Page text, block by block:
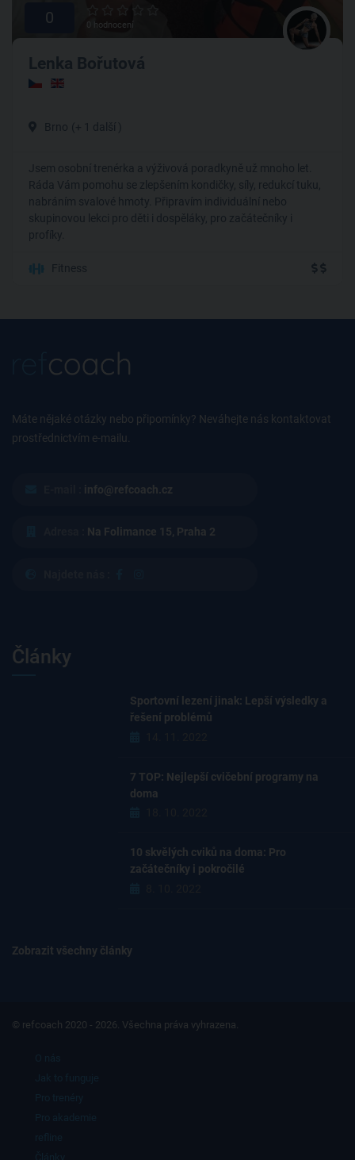
0 0 hodnocení
Lenka Bořutová
Brno (+ 1 další )
Jsem osobní trenérka a výživová poradkyně už mnoho let.
Ráda Vám pomohu se zlepšením kondičky, síly, redukcí tuku,
nabráním svalové hmoty. Připravím individuální nebo
skupinovou lekci pro děti i dospěláky, pro začátečníky i
profíky.
Fitness
Máte nějaké otázky nebo připomínky? Neváhejte nás kontaktovat
prostřednictvím e-mailu.
info@refcoach.cz
Na Folimance 15, Praha 2
Články
Sportovní lezení jinak: Lepší výsledky a
řešení problémů
7 TOP: Nejlepší cvičební programy na
doma
10 skvělých cviků na doma: Pro
začátečníky i pokročilé
Zobrazit všechny články
© refcoach 2020 - 2026. Všechna práva vyhrazena.